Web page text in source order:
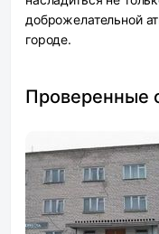
доброжелательной
городе.
Проверенные